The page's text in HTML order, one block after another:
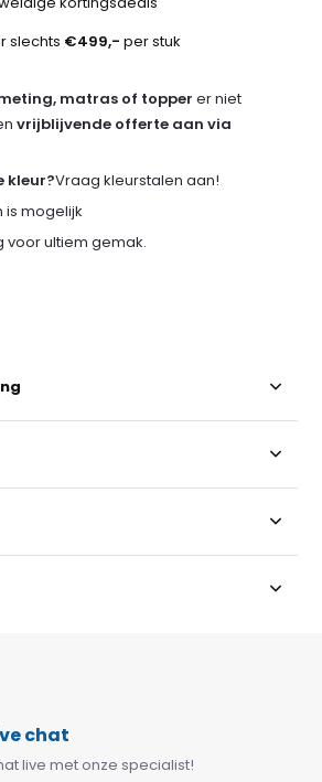
slechts €499,- per stuk
matras of topper er niet
vrijblijvende offerte aan via
kleur?Vraag kleurstalen aan!
is mogelijk
voor ultiem gemak.
chat
live met onze specialist!